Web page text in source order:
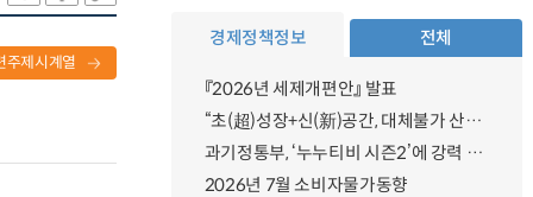
주제시계열
경제정책정보 전체
『2026년 세제개편안』 발표
“초(超)성장+신(新)공간, 대체불가 산업강국”
과기정통부, ‘누누티비 시즌2’에 강력 대응 의지 밝혀
2026년 7월 소비자물가동향